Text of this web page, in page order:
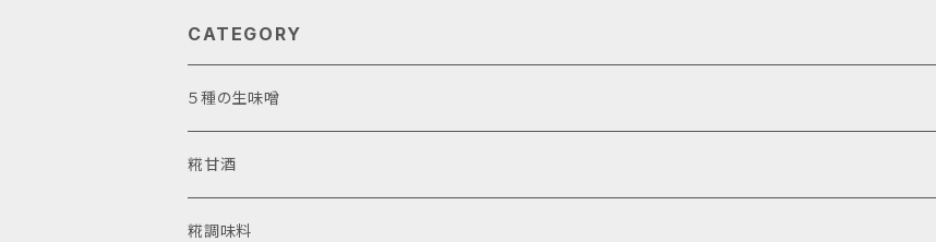
発酵食品 有機 甘酒
CATEGORY
５種の生味噌
お試しアソート
使いやすいカップ入り
糀甘酒
濃縮タイプ
糀調味料